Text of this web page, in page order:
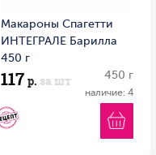
Макароны Спагетти
ИНТЕГРАЛЕ Барилла
450 г
117 р. за шт 450 г
наличие: 4